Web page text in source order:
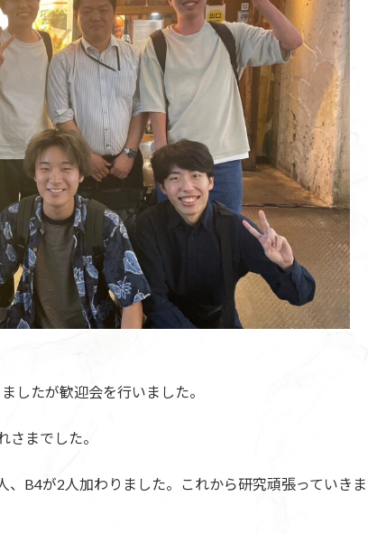
したが歓迎会を行いました。
までした。
B4が2人加わりました。これから研究頑張っていき